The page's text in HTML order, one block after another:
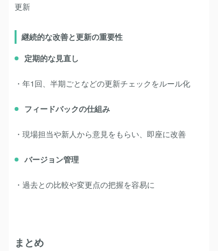
更新
継続的な改善と更新の重要性
定期的な見直し
・年1回、半期ごとなどの更新チェックをルール化
フィードバックの仕組み
・現場担当や新人から意見をもらい、即座に改善
バージョン管理
・過去との比較や変更点の把握を容易に
まとめ